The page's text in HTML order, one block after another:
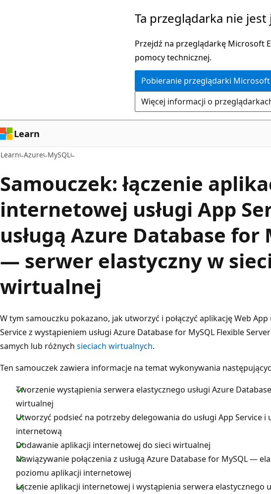
Ta przeglądarka nie jest
Przejdź na przeglądarkę Microsoft
pomocy technicznej.
Pobieranie przeglądarki Microsoft
Więcej informacji o
Learn
Learn Azure MySQL
Samouczek: łączenie
internetowej usługi App
usługą Azure Database for
— serwer elastyczny w
wirtualnej
W tym samouczku pokazano, jak utworzyć i połączyć aplikację Web App
Service z wystąpieniem usługi Azure Database for MySQL Flexible
samych lub różnych sieciach wirtualnych.
Ten samouczek zawiera informacje na temat wykonywania
Tworzenie wystąpienia serwera elastycznego usługi Azure
wirtualnej
Utworzyć podsieć na potrzeby delegowania do usługi App Service i
internetową
Dodawanie aplikacji internetowej do sieci wirtualnej
Nawiązywanie połączenia z usługą Azure Database for MySQL —
poziomu aplikacji internetowej
Łączenie aplikacji internetowej i wystąpienia serwera elastycznego